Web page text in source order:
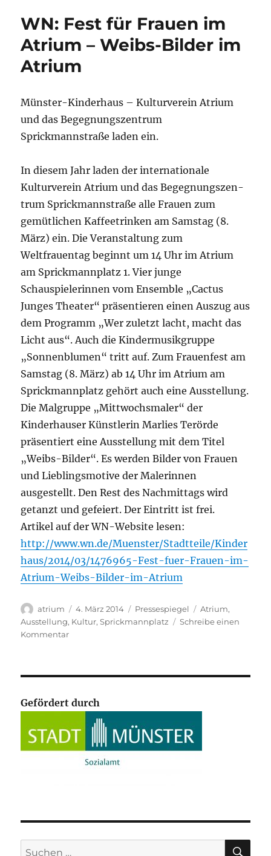
–
Auf
der
Guten
WN: Fest für Frauen im
Atrium – Weibs-Bilder im
Atrium
Münster-Kinderhaus – Kulturverein Atrium
und das Begegnungszen­trum
Sprickmannstraße laden ein.
In diesem Jahr laden der internationale
Kulturverein Atrium und das Begegnungszen­
trum Sprickmannstraße alle Frauen zum
gemütlichen Kaffeetrinken am Samstag (8.
März) ein. Die Veranstaltung zum
Weltfrauentag beginnt um 14 Uhr im Atrium
am Sprickmannplatz 1. Vier junge
Schauspielerinnen vom Ensemble „Cactus
Junges Theater“ präsentieren einen Auszug aus
dem Programm „Wer zuletzt lacht, macht das
Licht aus“. Auch die Kindermusikgruppe
„Sonnenblumen“ tritt auf. Zum Frauenfest am
Samstag (8. März) ab 14 Uhr im Atrium am
Sprickmannplatz gehört auch eine Ausstellung.
Die Malgruppe „Mittwochsmaler“ der
Kinderhauser Künstlerin Marlies Terörde
präsentiert eine Ausstellung mit dem Titel
„Weibs-Bilder“. Es werden Bilder von Frauen
und Lieblingsmotive der Malerinnen
ausgestellt. Den Rest des Nachmittags wird
getanzt und gefeiert. Der Eintritt ist frei.
Artikel auf der WN-Website lesen:
http://www.wn.de/Muenster/Stadtteile/Kinder
haus/2014/03/1476965-Fest-fuer-Frauen-im-
Atrium-Weibs-Bilder-im-Atrium
Autor
atrium
Veröffentlicht
am
4. März 2014 Kategorien
Pressespiegel Schlagwörter
Atrium,
Ausstellung, Kultur,Sprickmannplatz
Schreibe einen
Kommentarzu
im
Atrium
Weibs-
Bilder
Gefördert durch
Suche